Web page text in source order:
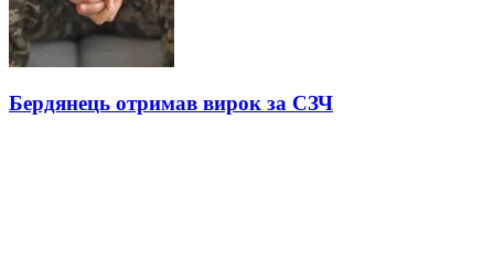
Бердянець отримав вирок за СЗЧ